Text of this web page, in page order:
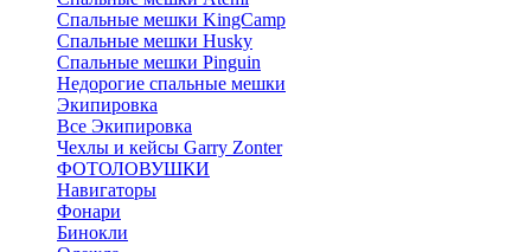
Спальные мешки KingCamp
Спальные мешки Husky
Спальные мешки Pinguin
Недорогие спальные мешки
Экипировка
Все Экипировка
Чехлы и кейсы Garry Zonter
ФОТОЛОВУШКИ
Навигаторы
Фонари
Бинокли